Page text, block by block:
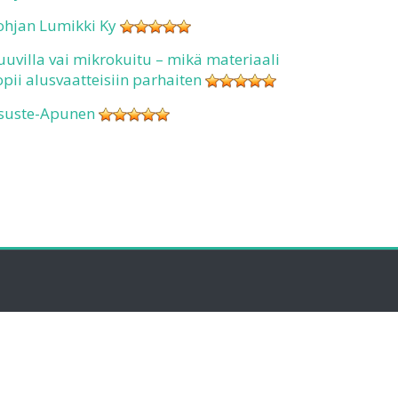
Lumikki Ky
vai mikrokuitu – mikä materiaali
alusvaatteisiin parhaiten
Apunen